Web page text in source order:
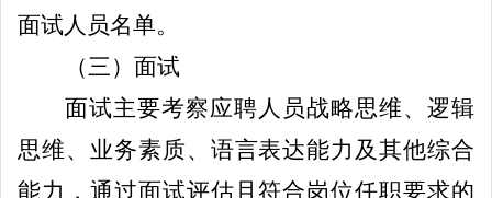
面试人员名单。
（三 ）面试
面试主要考察应聘人员战略思维、逻辑
思维、业务素质、语言表达能力及其他综合
能力 ， 通过面试评估且符合岗位任职要求的